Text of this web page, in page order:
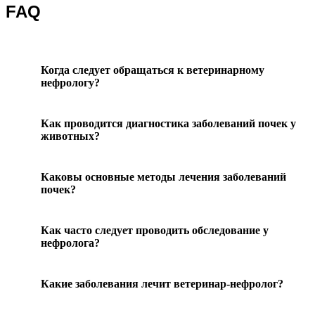
FAQ
Когда следует обращаться к ветеринарному
нефрологу?
Как проводится диагностика заболеваний почек у
животных?
Каковы основные методы лечения заболеваний
почек?
Как часто следует проводить обследование у
нефролога?
Какие заболевания лечит ветеринар-нефролог?